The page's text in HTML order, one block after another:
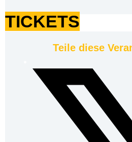
TICKETS
Teile diese